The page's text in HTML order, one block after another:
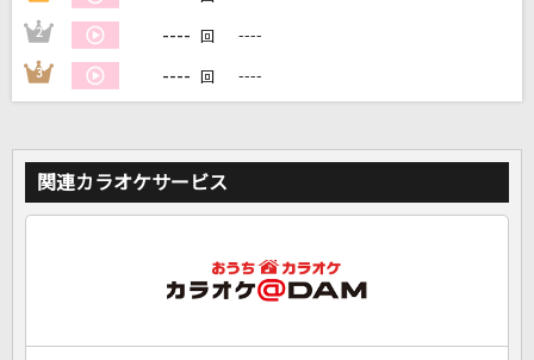
2 ---- 回 ----
3 ---- 回 ----
関連カラオケサービス